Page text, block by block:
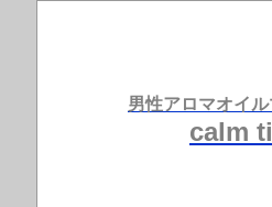
男性アロマオイ
calm